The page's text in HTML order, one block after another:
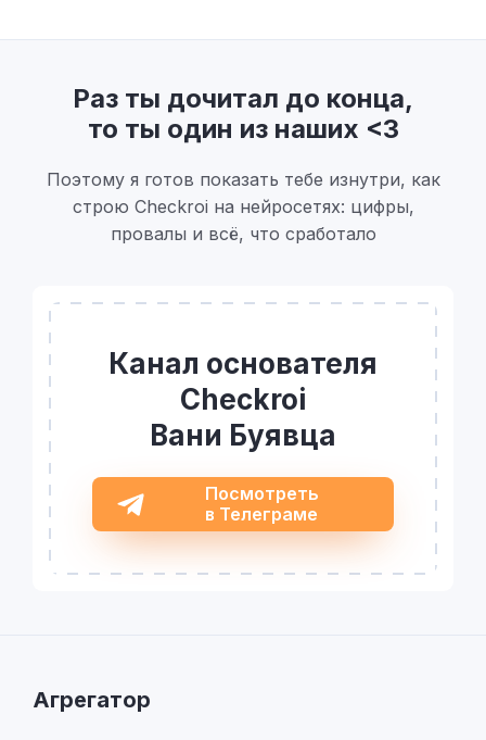
Раз ты дочитал до конца,
то ты один из наших <3
Поэтому я готов показать тебе изнутри, как
строю Checkroi на нейросетях: цифры,
провалы и всё, что сработало
Канал основателя
Checkroi
Вани Буявца
Посмотреть
в Телеграме
Агрегатор